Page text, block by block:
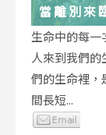
當離別來
生命中的每
人來到我們
們的生命裡，
間長短...